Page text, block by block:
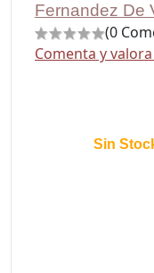
Fernandez De
(0
Comenta y
Sin